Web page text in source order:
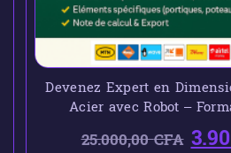
Devenez Expert en
Acier avec Robot –
25.000,00CFA